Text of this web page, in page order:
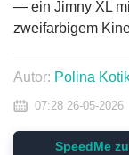
— ein Jimny XL
zweifarbigem
Autor: Polina
07:28 26-05-2026
SpeedMe